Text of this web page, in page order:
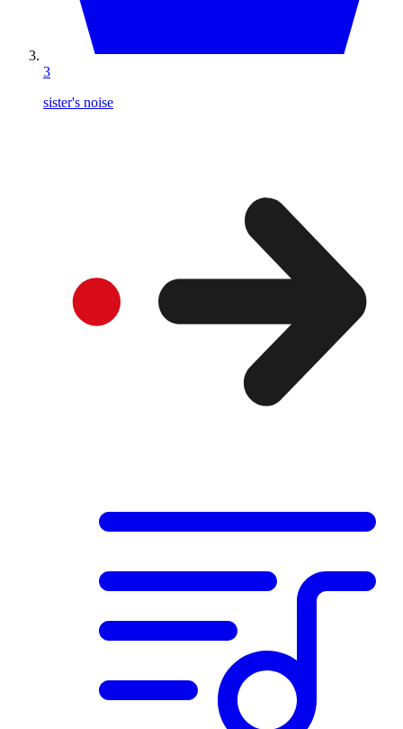
3
sister's noise